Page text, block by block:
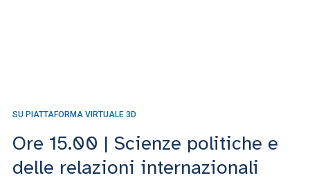
SU PIATTAFORMA VIRTUALE 3D
Ore 15.00 | Scienze politiche e
delle relazioni internazionali